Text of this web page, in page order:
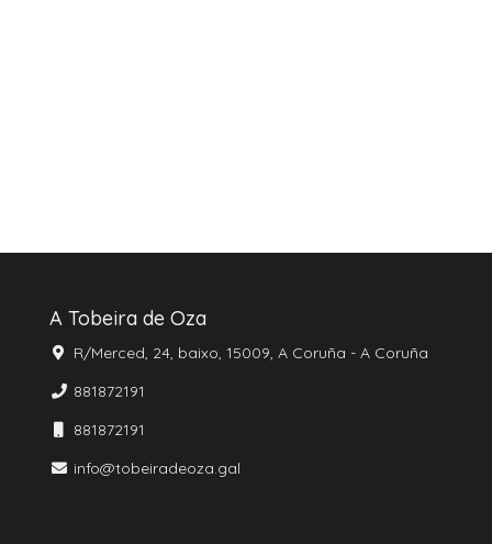
A Tobeira de Oza
R/Merced, 24, baixo, 15009, A Coruña - A Coruña
881872191
881872191
info@tobeiradeoza.gal